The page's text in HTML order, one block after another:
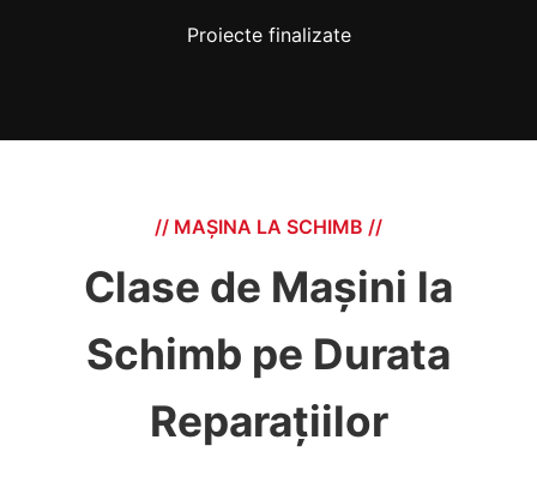
Proiecte finalizate
// MAȘINA LA SCHIMB //
Clase de Mașini la
Schimb pe Durata
Reparațiilor